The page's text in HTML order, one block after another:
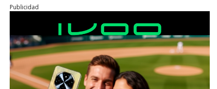
Publicidad